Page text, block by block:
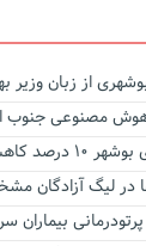
از زبان وزیر
مصنوعی جنوب
کاهش یافت
در لیگ آزادگان
بیماران